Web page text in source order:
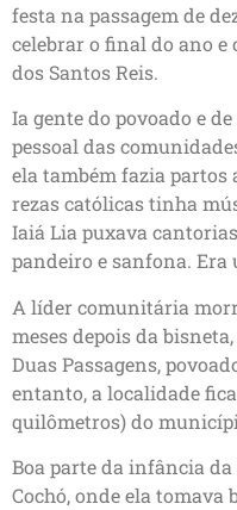
festa na passagem de
celebrar o final do ano e
dos Santos Reis.
Ia gente do povoado e
pessoal das
ela também fazia partos
rezas católicas tinha
Iaiá Lia puxava
pandeiro e sanfona. Era
A líder comunitária
meses depois da
Duas Passagens,
entanto, a localidade
quilômetros) do
Boa parte da infância
Cochó, onde ela tomava